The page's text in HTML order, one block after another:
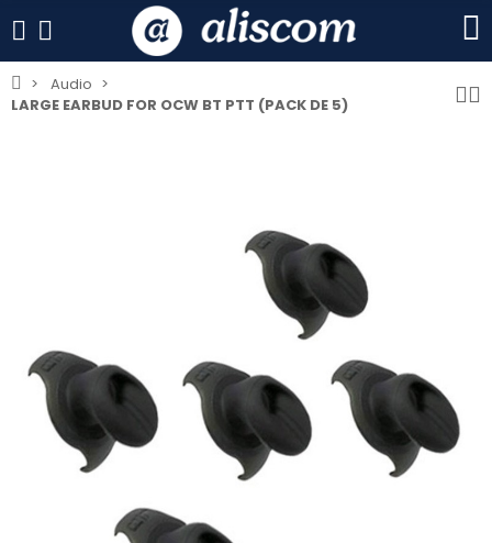
Audio
LARGE EARBUD FOR OCW BT PTT (PACK DE 5)